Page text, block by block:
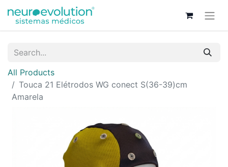
All Products
Touca 21 Elétrodos WG conect S(36-39)cm
Amarela